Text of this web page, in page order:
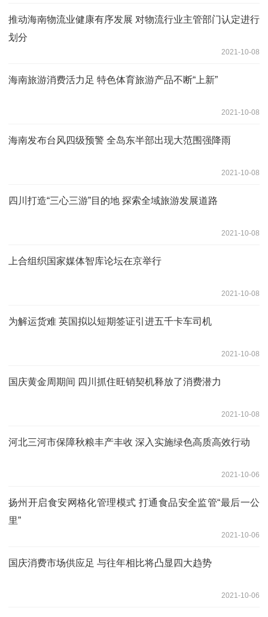
推动海南物流业健康有序发展 对物流行业主管部门认定进行
划分
2021-10-08
海南旅游消费活力足 特色体育旅游产品不断“上新”
2021-10-08
海南发布台风四级预警 全岛东半部出现大范围强降雨
2021-10-08
四川打造“三心三游”目的地 探索全域旅游发展道路
2021-10-08
上合组织国家媒体智库论坛在京举行
2021-10-08
为解运货难 英国拟以短期签证引进五千卡车司机
2021-10-08
国庆黄金周期间 四川抓住旺销契机释放了消费潜力
2021-10-08
河北三河市保障秋粮丰产丰收 深入实施绿色高质高效行动
2021-10-06
扬州开启食安网格化管理模式 打通食品安全监管“最后一公
里”
2021-10-06
国庆消费市场供应足 与往年相比将凸显四大趋势
2021-10-06